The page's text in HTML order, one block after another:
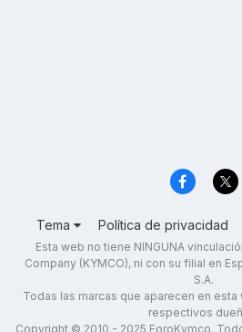
Tema Política de privacidad
Esta web no tiene NINGUNA
Company (KYMCO), ni con su filial en
S.A.
Todas las marcas que aparecen en
respectivos
Copyright © 2010 - 2025 ForoKymco.